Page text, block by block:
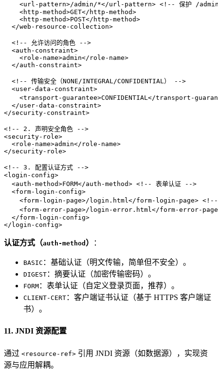
<url-pattern>/admin/*</url-pattern> <!-- 保护 /admin
<http-method>GET</ http-method>
<http-method>POST</ http-method>
</web-resource-collection>
<!-- 允许访问的角色 -->
<auth-constraint>
<role-name>admin</ role-name>
</auth-constraint>
<!-- 传输安全（NONE/INTEGRAL/CONFIDENTIAL） -->
<user-data-constraint>
<transport-guarantee>CONFIDENTIAL</transport-
</user-data-constraint>
</security-constraint>
<!-- 2. 声明安全角色 -->
<security-role>
<role-name>admin</ role-name>
</security-role>
<!-- 3. 配置认证方式 -->
<login-config>
<auth-method>FORM</auth-method> <!-- 表单认证 -->
<form-login-config>
<form-login-page>/login.html</form-login-page> <!--
<form-error-page>/login-error.html</form-error-page
</form-login-config>
</ login-config>
认证方式（auth-method ） ：
BASIC ：基础认证（明文传输，简单但不安全）。
DIGEST ：摘要认证（加密传输密码）。
FORM ：表单认证（自定义登录页面，推荐）。
CLIENT-CERT ：客户端证书认证（基于 HTTPS 客户端证
书）。
11. JNDI 资源配置
通过 <resource-ref> 引用 JNDI 资源（如数据源），实现资
源与应用解耦。